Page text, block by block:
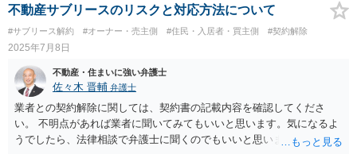
不動産サブリースのリスクと対応方法について
#サブリース解約 #オーナー・売主側 #住民・入居者・買主側 #契約解除
2025年7月8日
不動産・住まいに強い弁護士
佐々木 晋輔 弁護士
業者との契約解除に関しては、契約書の記載内容を確認してくださ
い。 不明点があれば業者に聞いてみてもいいと思います。気になるよ
うでしたら、法律相談で弁護士に聞くのでもいいと思います。 マンシ